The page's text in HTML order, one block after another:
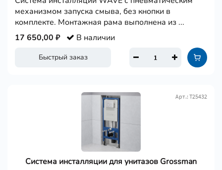
механизмом запуска смыва, без кнопки в
комплекте. Монтажная рама выполнена из ...
Быстрый заказ
17 650,00 ₽ В наличии
Система инсталляции для унитазов Grossman
Арт.: Т25432